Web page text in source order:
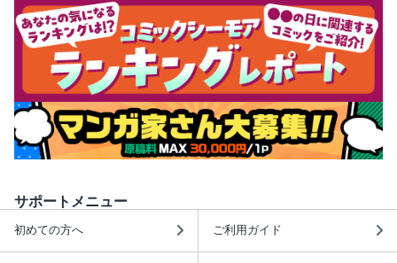
サポートメニュー
初めての方へ ご利用ガイド